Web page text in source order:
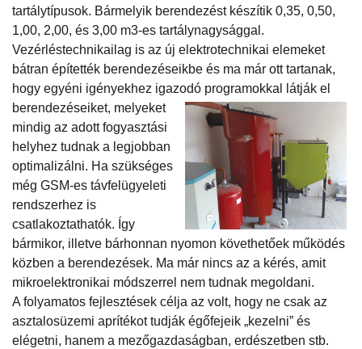
tartálytípusok. Bármelyik berendezést készítik 0,35, 0,50,
1,00, 2,00, és 3,00 m3-es tartálynagysággal.
Vezérléstechnikailag is az új elektrotechnikai elemeket
bátran építették berendezéseikbe és ma már ott tartanak,
hogy egyéni igényekhez igazodó programokkal látják el
berendezéseiket, melyeket
mindig az adott fogyasztási
helyhez tudnak a legjobban
optimalizálni. Ha szükséges
még GSM-es távfelügyeleti
rendszerhez is
csatlakoztathatók. Így
bármikor, illetve bárhonnan nyomon követhetőek működés
közben a berendezések. Ma már nincs az a kérés, amit
mikroelektronikai módszerrel nem tudnak megoldani.
A folyamatos fejlesztések célja az volt, hogy ne csak az
asztalosüzemi aprítékot tudják égőfejeik „kezelni” és
elégetni, hanem a mezőgazdaságban, erdészetben stb.